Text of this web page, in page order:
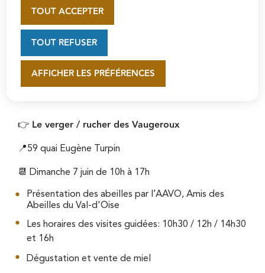
AFFICHER LES PRÉFÉRENCES
TOUT ACCEPTER
TOUT REFUSER
Soutenez la rénovation de la cathédrale Saint-
Maclou en vous connectant sur le site de la
Fondation du patrimoine.
En savoir plus
expositions animeront ces lieux ouverts à tous.
👉 Le verger / rucher des Vaugeroux
📍59 quai Eugène Turpin
📆 Dimanche 7 juin de 10h à 17h
Présentation des abeilles par l’AAVO, Amis des
Abeilles du Val-d'Oise
Les horaires des visites guidées: 10h30 / 12h / 14h30
et 16h
Dégustation et vente de miel